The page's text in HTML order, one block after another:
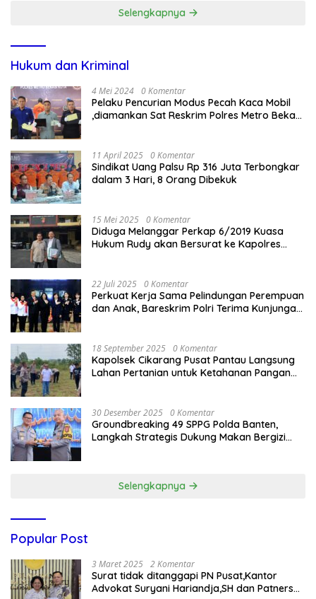
Selengkapnya
Hukum dan Kriminal
4 Mei 2024 0 Komentar
Pelaku Pencurian Modus Pecah Kaca Mobil
,diamankan Sat Reskrim Polres Metro Bekasi
11 April 2025 0 Komentar
Sindikat Uang Palsu Rp 316 Juta Terbongkar
dalam 3 Hari, 8 Orang Dibekuk
15 Mei 2025 0 Komentar
Diduga Melanggar Perkap 6/2019 Kuasa
Hukum Rudy akan Bersurat ke Kapolres
22 Juli 2025 0 Komentar
Perkuat Kerja Sama Pelindungan Perempuan
dan Anak, Bareskrim Polri Terima Kunjungan
18 September 2025 0 Komentar
Kapolsek Cikarang Pusat Pantau Langsung
Lahan Pertanian untuk Ketahanan Pangan
30 Desember 2025 0 Komentar
Groundbreaking 49 SPPG Polda Banten,
Langkah Strategis Dukung Makan Bergizi
Selengkapnya
Popular Post
3 Maret 2025 2 Komentar
Surat tidak ditanggapi PN Pusat,Kantor
Advokat Suryani Hariandja,SH dan Patners